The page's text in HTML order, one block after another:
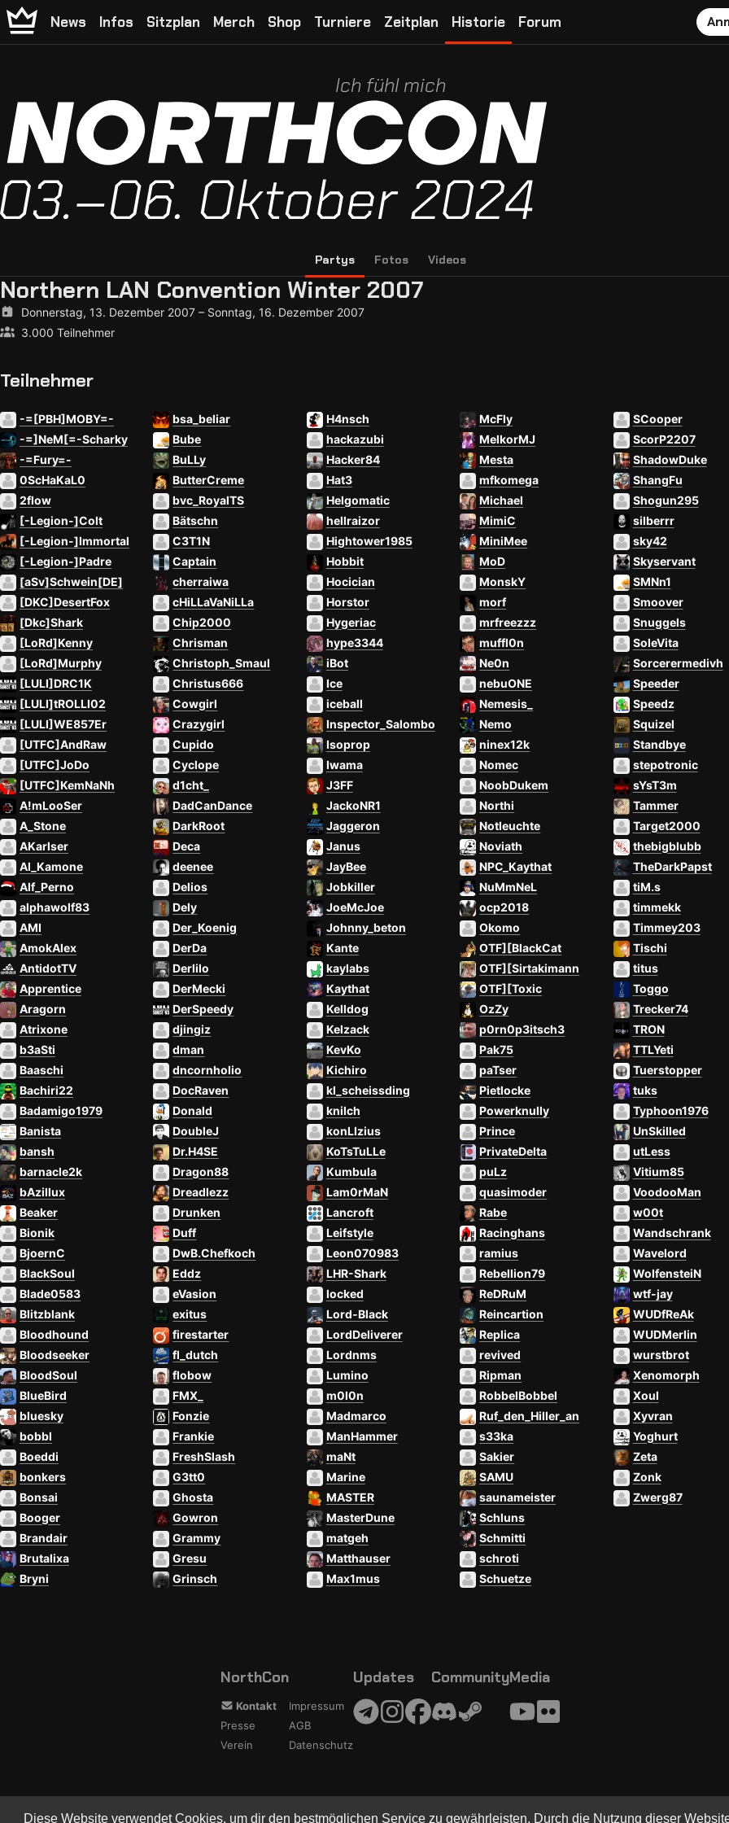
Diese Website verwendet Cookies, um dir den bestmöglichen Service zu gewährleisten. Durch die Nutzung dieser
News Infos Sitzplan Merch Shop Turniere Zeitplan Historie Forum
Ich fühl mich
Partys Fotos Videos
Northern LAN Convention Winter 2007
Donnerstag, 13. Dezember 2007– Sonntag, 16. Dezember 2007
3.000 Teilnehmer
Teilnehmer
-=[PBH]MOBY=-
-=]NeM[=-Scharky
-=Fury=-
0ScHaKaL0
2flow
[-Legion-]Colt
[-Legion-]Immortal
[-Legion-]Padre
[aSv]Schwein[DE]
[DKC]DesertFox
[Dkc]Shark
[LoRd]Kenny
[LoRd]Murphy
[LULI]DRC1K
[LULI]tROLLI02
[LULI]WE857Er
[UTFC]AndRaw
[UTFC]JoDo
[UTFC]KemNaNh
A!mLooSer
A_Stone
AKarlser
Al_Kamone
Alf_Perno
alphawolf83
AMI
AmokAlex
AntidotTV
Apprentice
Aragorn
Atrixone
b3aSti
Baaschi
Bachiri22
Badamigo1979
Banista
bansh
barnacle2k
bAzillux
Beaker
Bionik
BjoernC
BlackSoul
Blade0583
Blitzblank
Bloodhound
Bloodseeker
BloodSoul
BlueBird
bluesky
bobbl
Boeddi
bonkers
Bonsai
Booger
Brandair
Brutalixa
Bryni
bsa_beliar
Bube
BuLLy
ButterCreme
bvc_RoyalTS
Bätschn
C3T1N
Captain
cherraiwa
cHiLLaVaNiLLa
Chip2000
Chrisman
Christoph_Smaul
Christus666
Cowgirl
Crazygirl
Cupido
Cyclope
d1cht_
DadCanDance
DarkRoot
Deca
deenee
Delios
Dely
Der_Koenig
DerDa
Derlilo
DerMecki
DerSpeedy
djingiz
dman
dncornholio
DocRaven
Donald
DoubleJ
Dr.H4SE
Dragon88
Dreadlezz
Drunken
Duff
DwB.Chefkoch
Eddz
eVasion
exitus
firestarter
fl_dutch
flobow
FMX_
Fonzie
Frankie
FreshSlash
G3tt0
Ghosta
Gowron
Grammy
Gresu
Grinsch
H4nsch
hackazubi
Hacker84
Hat3
Helgomatic
hellraizor
Hightower1985
Hobbit
Hocician
Horstor
Hygeriac
hype3344
iBot
Ice
iceball
Inspector_Salombo
Isoprop
Iwama
J3FF
JackoNR1
Jaggeron
Janus
JayBee
Jobkiller
JoeMcJoe
Johnny_beton
Kante
kaylabs
Kaythat
Kelldog
Kelzack
KevKo
Kichiro
kl_scheissding
knilch
konLIzius
KoTsTuLLe
Kumbula
Lam0rMaN
Lancroft
Leifstyle
Leon070983
LHR-Shark
locked
Lord-Black
LordDeliverer
Lordnms
Lumino
m0l0n
Madmarco
ManHammer
maNt
Marine
MASTER
MasterDune
matgeh
Matthauser
Max1mus
McFly
MelkorMJ
Mesta
mfkomega
Michael
MimiC
MiniMee
MoD
MonskY
morf
mrfreezzz
muffl0n
Ne0n
nebuONE
Nemesis_
Nemo
ninex12k
Nomec
NoobDukem
Northi
Notleuchte
Noviath
NPC_Kaythat
NuMmNeL
ocp2018
Okomo
OTF][BlackCat
OTF][Sirtakimann
OTF][Toxic
OzZy
p0rn0p3itsch3
Pak75
paTser
Pietlocke
Powerknully
Prince
PrivateDelta
puLz
quasimoder
Rabe
Racinghans
ramius
Rebellion79
ReDRuM
Reincartion
Replica
revived
Ripman
RobbelBobbel
Ruf_den_Hiller_an
s33ka
Sakier
SAMU
saunameister
Schluns
Schmitti
schroti
Schuetze
SCooper
ScorP2207
ShadowDuke
ShangFu
Shogun295
silberrr
sky42
Skyservant
SMNn1
Smoover
Snuggels
SoleVita
Sorcerermedivh
Speeder
Speedz
Squizel
Standbye
stepotronic
sYsT3m
Tammer
Target2000
thebigblubb
TheDarkPapst
tiM.s
timmekk
Timmey203
Tischi
titus
Toggo
Trecker74
TRON
TTLYeti
Tuerstopper
tuks
Typhoon1976
UnSkilled
utLess
Vitium85
VoodooMan
w00t
Wandschrank
Wavelord
WolfensteiN
wtf-jay
WUDfReAk
WUDMerlin
wurstbrot
Xenomorph
Xoul
Xyvran
Yoghurt
Zeta
Zonk
Zwerg87
NorthCon
Kontakt
Presse
Verein
Impressum
AGB
Datenschutz
Updates CommunityMedia
Copyright © 2017-2024 Team NorthCon
Built withBYCEPS – a LAN party platform